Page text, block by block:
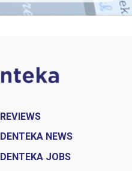
REVIEWS
DENTEKA NEWS
DENTEKA JOBS